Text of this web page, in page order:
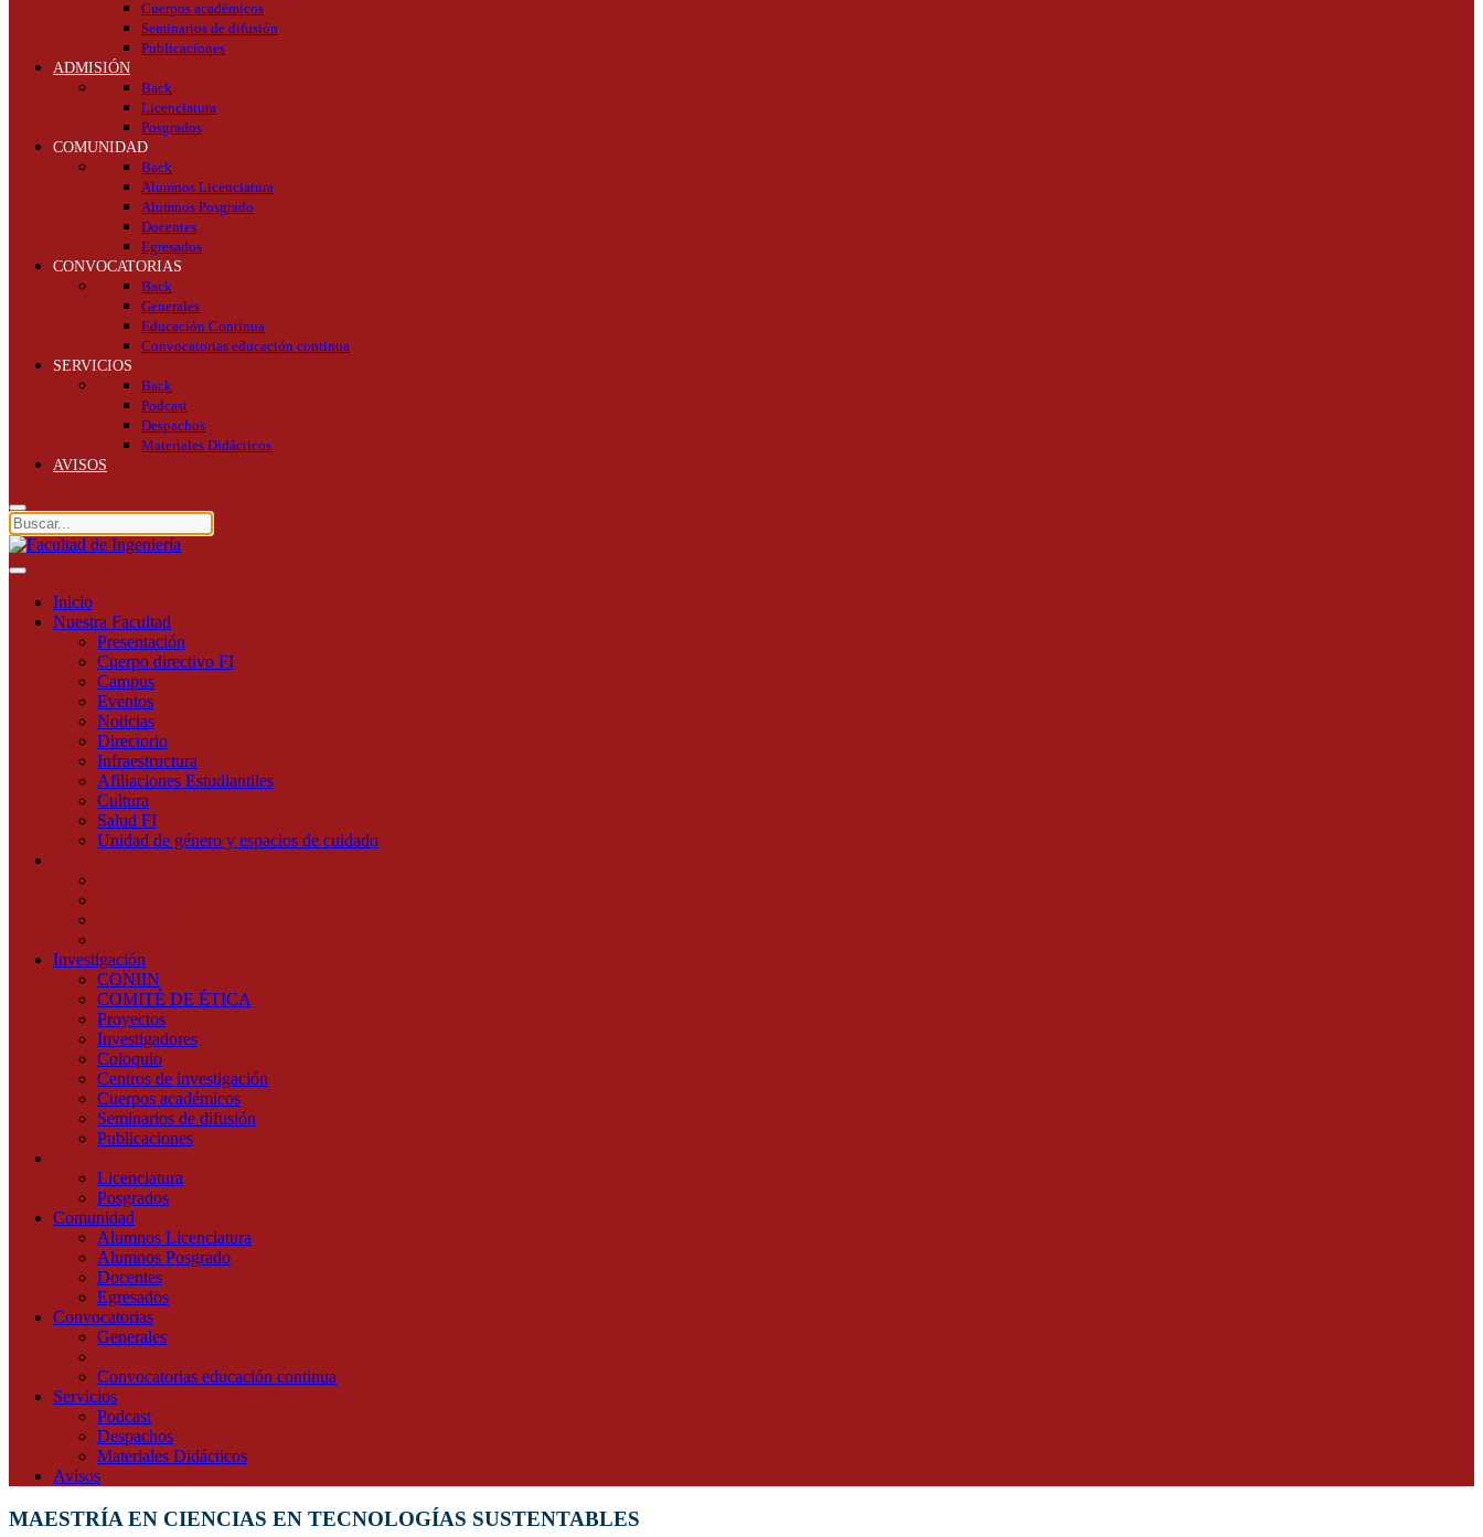
Cuerpos académicos
Seminarios de difusión
Publicaciones
ADMISIÓN
Back
Licenciatura
Posgrados
COMUNIDAD
Back
Alumnos Licenciatura
Alumnos Posgrado
Docentes
Egresados
CONVOCATORIAS
Back
Generales
Educación Continua
Convocatorias educación continua
SERVICIOS
Back
Podcast
Despachos
Materiales Didácticos
AVISOS
Inicio
Nuestra Facultad
Presentación
Cuerpo directivo FI
Campus
Eventos
Noticias
Directorio
Infraestructura
Afiliaciones Estudiantiles
Cultura
Salud FI
Unidad de género y espacios de cuidado
Investigación
CONIIN
COMITÉ DE ÉTICA
Proyectos
Investigadores
Coloquio
Centros de investigación
Cuerpos académicos
Seminarios de difusión
Publicaciones
Licenciatura
Posgrados
Comunidad
Alumnos Licenciatura
Alumnos Posgrado
Docentes
Egresados
Convocatorias
Generales
Convocatorias educación continua
Servicios
Podcast
Despachos
Materiales Didácticos
Avisos
MAESTRÍA EN CIENCIAS EN TECNOLOGÍAS SUSTENTABLES